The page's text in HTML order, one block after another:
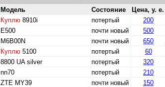
Модель Состояние Цена, у. е.
Куплю 8910і потертый 200
Е500 почти новый 500
M6B00N почти новый 650
Куплю 5100 потертый 60
8800 UA silver потертый 320
nn70 потертый 210
ZTE MY39 почти новый 150